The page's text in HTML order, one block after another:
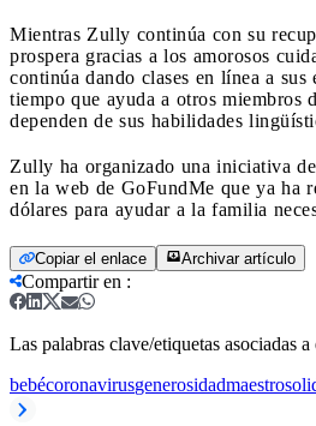
Mientras Zully continúa con su
prospera gracias a los amorosos
continúa dando clases en línea a sus
tiempo que ayuda a otros miembros
dependen de sus habilidades
Zully ha organizado una iniciativa
en la web de GoFundMe que ya ha
dólares para ayudar a la familia
Copiar el enlace Archivar artículo
Compartir en :
Las palabras clave/etiquetas asociadas a
bebécoronavirusgenerosidadmaestro